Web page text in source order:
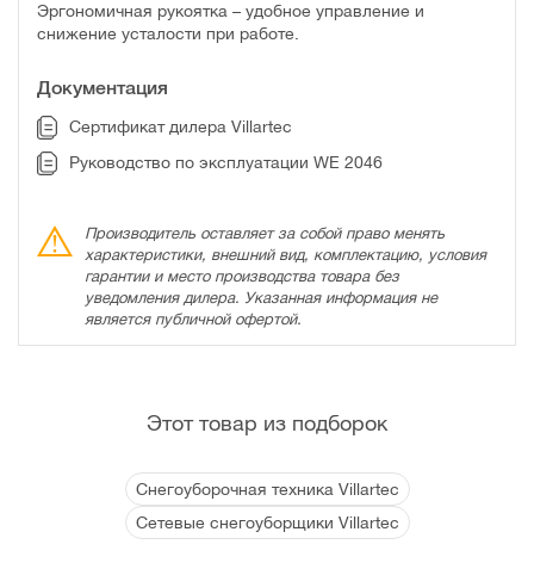
Эргономичная рукоятка – удобное управление и
снижение усталости при работе.
Документация
Сертификат дилера Villartec
Руководство по эксплуатации WE 2046
Производитель оставляет за собой право менять
характеристики, внешний вид, комплектацию, условия
гарантии и место производства товара без
уведомления дилера. Указанная информация не
является публичной офертой.
Этот товар из подборок
Снегоуборочная техника Villartec
Сетевые снегоуборщики Villartec